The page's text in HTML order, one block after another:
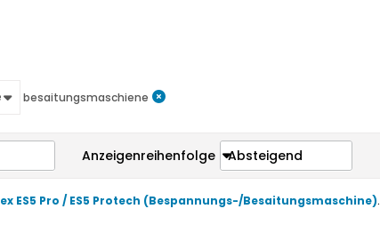
besaitungsmaschiene
Anzeigenreihenfolge Absteigend
ES5 Pro / ES5 Protech (Bespannungs-/Besaitungsmaschine).